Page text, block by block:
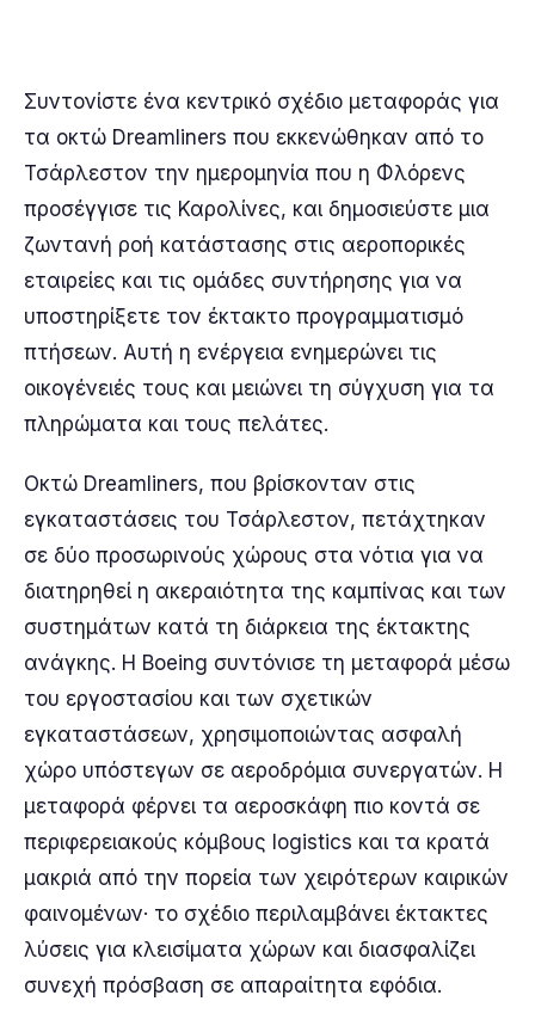
Συντονίστε ένα κεντρικό σχέδιο μεταφοράς για
τα οκτώ Dreamliners που εκκενώθηκαν από το
Τσάρλεστον την ημερομηνία που η Φλόρενς
προσέγγισε τις Καρολίνες, και δημοσιεύστε μια
ζωντανή ροή κατάστασης στις αεροπορικές
εταιρείες και τις ομάδες συντήρησης για να
υποστηρίξετε τον έκτακτο προγραμματισμό
πτήσεων. Αυτή η ενέργεια ενημερώνει τις
οικογένειές τους και μειώνει τη σύγχυση για τα
πληρώματα και τους πελάτες.
Οκτώ Dreamliners, που βρίσκονταν στις
εγκαταστάσεις του Τσάρλεστον, πετάχτηκαν
σε δύο προσωρινούς χώρους στα νότια για να
διατηρηθεί η ακεραιότητα της καμπίνας και των
συστημάτων κατά τη διάρκεια της έκτακτης
ανάγκης. Η Boeing συντόνισε τη μεταφορά μέσω
του εργοστασίου και των σχετικών
εγκαταστάσεων, χρησιμοποιώντας ασφαλή
χώρο υπόστεγων σε αεροδρόμια συνεργατών. Η
μεταφορά φέρνει τα αεροσκάφη πιο κοντά σε
περιφερειακούς κόμβους logistics και τα κρατά
μακριά από την πορεία των χειρότερων καιρικών
φαινομένων· το σχέδιο περιλαμβάνει έκτακτες
λύσεις για κλεισίματα χώρων και διασφαλίζει
συνεχή πρόσβαση σε απαραίτητα εφόδια.